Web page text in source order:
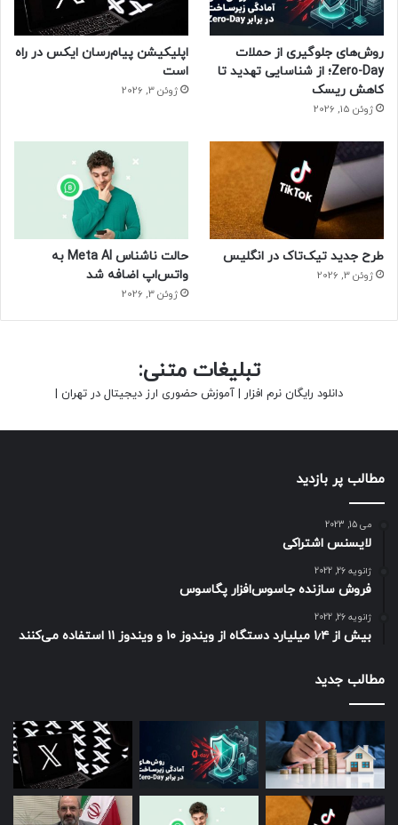
آن استفاده نمی‌شود.
روش‌های جلوگیری از حملات
Zero-Day؛ از شناسایی تهدید تا
کاهش ریسک
ژوئن 15, 2026
اپلیکیشن پیام‌رسان ایکس در راه
است
ژوئن 3, 2026
طرح جدید تیک‌تاک در انگلیس
ژوئن 3, 2026
حالت ناشناس Meta AI به
واتس‌اپ اضافه شد
ژوئن 3, 2026
تبلیغات متنی:
دانلود رایگان نرم افزار | آموزش حضوری ارز دیجیتال در تهران |
مطالب پر بازدید
می 15, 2023
لایسنس اشتراکی
ژانویه 26, 2022
فروش سازنده جاسوس‌افزار پگاسوس
ژانویه 26, 2022
بیش از ۱٫۴ میلیارد دستگاه از ویندوز ۱۰ و ویندوز ۱۱ استفاده می‌کنند
مطالب جدید